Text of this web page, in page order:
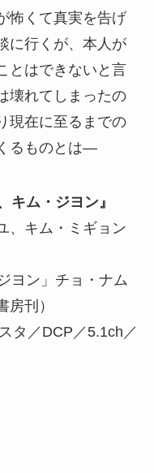
怖くて真実を告げ
に行くが、本人が
とはできないと言
壊れてしまったの
現在に至るまでの
るものとは—
キム・ジヨン』
、キム・ミギョン
ヨン」チョ・ナム
刊）
タ／DCP／5.1ch／